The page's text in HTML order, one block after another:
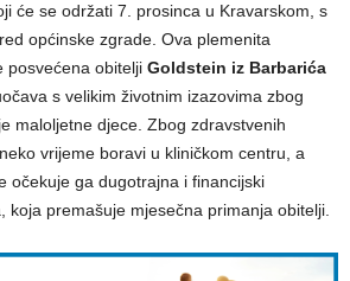
će se održati 7. prosinca u Kravarskom, s
općinske zgrade. Ova plemenita
posvećena obitelji Goldstein iz Barbarića
s velikim životnim izazovima zbog
maloljetne djece. Zbog zdravstvenih
vrijeme boravi u kliničkom centru, a
očekuje ga dugotrajna i financijski
koja premašuje mjesečna primanja obitelji.